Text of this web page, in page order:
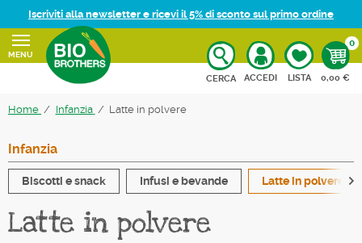
Iscriviti alla newsletter e ricevi il 5% di sconto sul primo ordine
MENU
CERCA ACCEDI LISTA
0
0,00 €
Home Infanzia Latte in polvere
Infanzia
Biscotti e snack Infusi e bevande Latte in polvere
Latte in polvere